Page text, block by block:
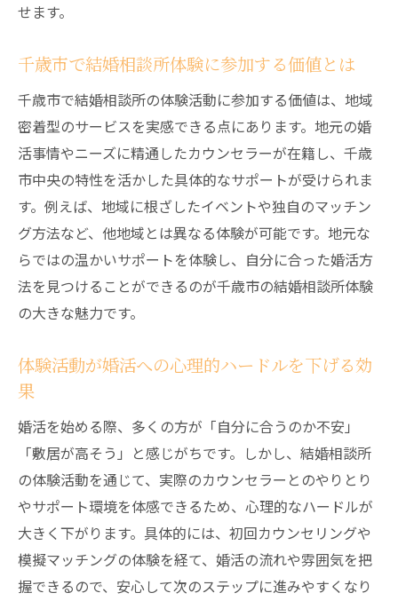
せます。
千歳市で結婚相談所体験に参加する価値とは
千歳市で結婚相談所の体験活動に参加する価値は、地域
密着型のサービスを実感できる点にあります。地元の婚
活事情やニーズに精通したカウンセラーが在籍し、千歳
市中央の特性を活かした具体的なサポートが受けられま
す。例えば、地域に根ざしたイベントや独自のマッチン
グ方法など、他地域とは異なる体験が可能です。地元な
らではの温かいサポートを体験し、自分に合った婚活方
法を見つけることができるのが千歳市の結婚相談所体験
の大きな魅力です。
体験活動が婚活への心理的ハードルを下げる効
果
婚活を始める際、多くの方が「自分に合うのか不安」
「敷居が高そう」と感じがちです。しかし、結婚相談所
の体験活動を通じて、実際のカウンセラーとのやりとり
やサポート環境を体感できるため、心理的なハードルが
大きく下がります。具体的には、初回カウンセリングや
模擬マッチングの体験を経て、婚活の流れや雰囲気を把
握できるので、安心して次のステップに進みやすくなり